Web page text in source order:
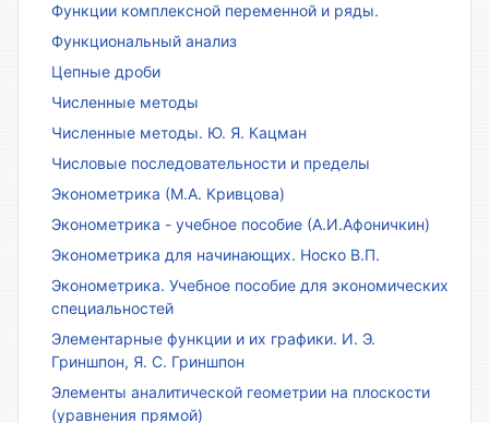
Функции комплексной переменной и ряды.
Функциональный анализ
Цепные дроби
Численные методы
Численные методы. Ю. Я. Кацман
Числовые последовательности и пределы
Эконометрика (М.А. Кривцова)
Эконометрика - учебное пособие (А.И.Афоничкин)
Эконометрика для начинающих. Носко В.П.
Эконометрика. Учебное пособие для экономических
специальностей
Элементарные функции и их графики. И. Э.
Гриншпон, Я. С. Гриншпон
Элементы аналитической геометрии на плоскости
(уравнения прямой)